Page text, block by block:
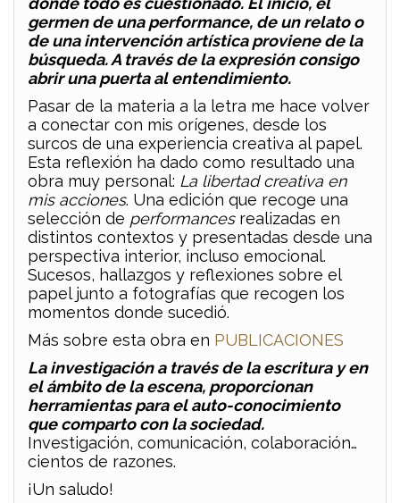
germen de una performance, de un relato o
de una intervención artística proviene de la
búsqueda. A través de la expresión consigo
abrir una puerta al entendimiento.
Pasar de la materia a la letra me hace volver
a conectar con mis orígenes, desde los
surcos de una experiencia creativa al papel.
Esta reflexión ha dado como resultado una
obra muy personal: La libertad creativa en
mis acciones. Una edición que recoge una
selección de performancesrealizadas en
distintos contextos y presentadas desde una
perspectiva interior, incluso emocional.
Sucesos, hallazgos y reflexiones sobre el
papel junto a fotografías que recogen los
momentos donde sucedió.
Más sobre esta obra en PUBLICACIONES
La investigación a través de la escritura y en
el ámbito de la escena, proporcionan
herramientas para el auto-conocimiento
que comparto con la sociedad.
Investigación, comunicación, colaboración…
cientos de razones.
¡Un saludo!